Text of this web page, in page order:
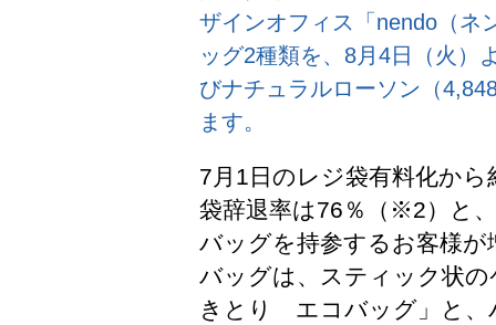
ザインオフィス「nendo（
ッグ2種類を、8月4日（火）
びナチュラルローソン（
ます。
7月1日のレジ袋有料化か
袋辞退率は76％（※2）と
バッグを持参するお客様
バッグは、スティック状
きとり エコバッグ」と、